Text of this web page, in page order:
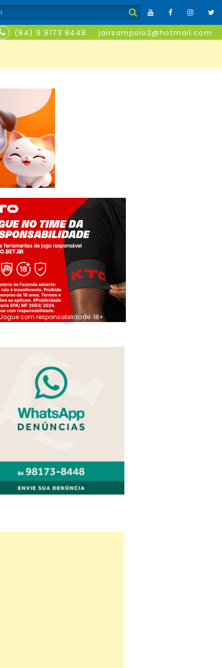
(84) 9 8173 8448 jairsampaio2@hotmail.com
Jogue com responsabilidade. 18+